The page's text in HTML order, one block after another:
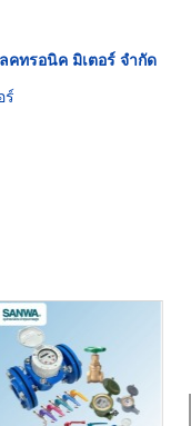
คทรอนิค มิเตอร์ จำกัด
ร์